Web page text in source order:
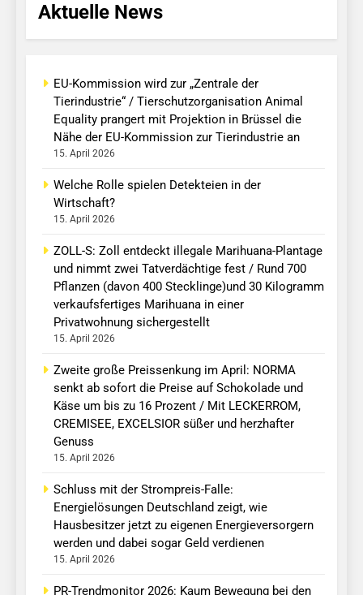
Aktuelle News
EU-Kommission wird zur „Zentrale der
Tierindustrie“ / Tierschutzorganisation Animal
Equality prangert mit Projektion in Brüssel die
Nähe der EU-Kommission zur Tierindustrie an
15. April 2026
Welche Rolle spielen Detekteien in der
Wirtschaft?
15. April 2026
ZOLL-S: Zoll entdeckt illegale Marihuana-Plantage
und nimmt zwei Tatverdächtige fest / Rund 700
Pflanzen (davon 400 Stecklinge)und 30 Kilogramm
verkaufsfertiges Marihuana in einer
Privatwohnung sichergestellt
15. April 2026
Zweite große Preissenkung im April: NORMA
senkt ab sofort die Preise auf Schokolade und
Käse um bis zu 16 Prozent / Mit LECKERROM,
CREMISEE, EXCELSIOR süßer und herzhafter
Genuss
15. April 2026
Schluss mit der Strompreis-Falle:
Energielösungen Deutschland zeigt, wie
Hausbesitzer jetzt zu eigenen Energieversorgern
werden und dabei sogar Geld verdienen
15. April 2026
PR-Trendmonitor 2026: Kaum Bewegung bei den